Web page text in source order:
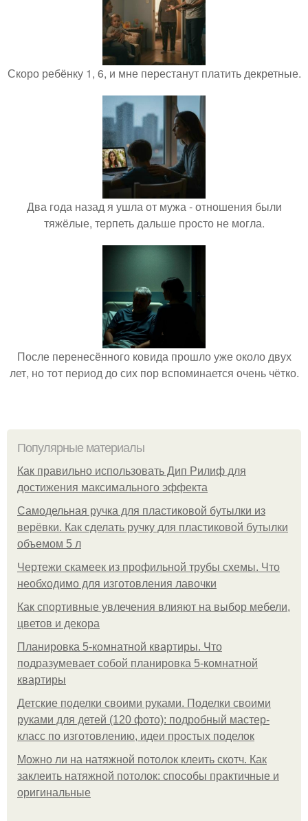
Скоро ребёнку 1, 6, и мне перестанут платить декретные.
Два года назад я ушла от мужа - отношения были
тяжёлые, терпеть дальше просто не могла.
После перенесённого ковида прошло уже около двух
лет, но тот период до сих пор вспоминается очень чётко.
Популярные материалы
Как правильно использовать Дип Рилиф для
достижения максимального эффекта
Самодельная ручка для пластиковой бутылки из
верёвки. Как сделать ручку для пластиковой бутылки
объемом 5 л
Чертежи скамеек из профильной трубы схемы. Что
необходимо для изготовления лавочки
Как спортивные увлечения влияют на выбор мебели,
цветов и декора
Планировка 5-комнатной квартиры. Что
подразумевает собой планировка 5-комнатной
квартиры
Детские поделки своими руками. Поделки своими
руками для детей (120 фото): подробный мастер-
класс по изготовлению, идеи простых поделок
Можно ли на натяжной потолок клеить скотч. Как
заклеить натяжной потолок: способы практичные и
оригинальные